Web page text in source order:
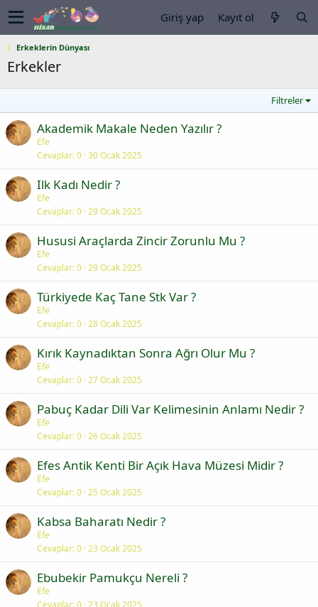
Giriş yap Kayıt ol
Erkeklerin Dünyası
Erkekler
Filtreler
Akademik Makale Neden Yazılır ?
Efe
Cevaplar 0 30 Ocak 2025
Ilk Kadı Nedir ?
Efe
Cevaplar 0 29 Ocak 2025
Hususi Araçlarda Zincir Zorunlu Mu ?
Efe
Cevaplar 0 29 Ocak 2025
Türkiyede Kaç Tane Stk Var ?
Efe
Cevaplar 0 28 Ocak 2025
Kırık Kaynadıktan Sonra Ağrı Olur Mu ?
Efe
Cevaplar 0 27 Ocak 2025
Pabuç Kadar Dili Var Kelimesinin Anlamı Nedir ?
Efe
Cevaplar 0 26 Ocak 2025
Efes Antik Kenti Bir Açık Hava Müzesi Midir ?
Efe
Cevaplar 0 25 Ocak 2025
Kabsa Baharatı Nedir ?
Efe
Cevaplar 0 23 Ocak 2025
Ebubekir Pamukçu Nereli ?
Efe
Cevaplar 0 23 Ocak 2025